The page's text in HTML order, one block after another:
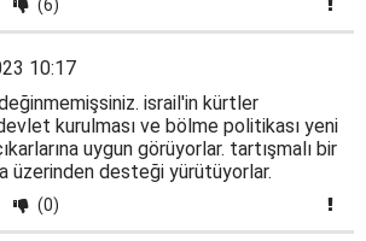
(6)
10:17
israil'in kürtler
kurulması ve bölme politikası yeni
uygun görüyorlar. tartışmalı bir
üzerinden desteği yürütüyorlar.
(0)